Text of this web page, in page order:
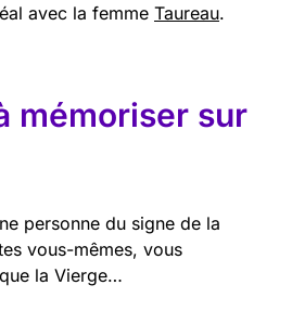
avec la femme Taureau.
mémoriser sur
personne du signe de la
vous-mêmes, vous
la Vierge…